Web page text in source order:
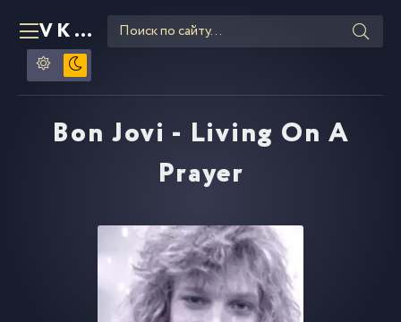
VKLIPE RU
Bon Jovi - Living On A
Prayer